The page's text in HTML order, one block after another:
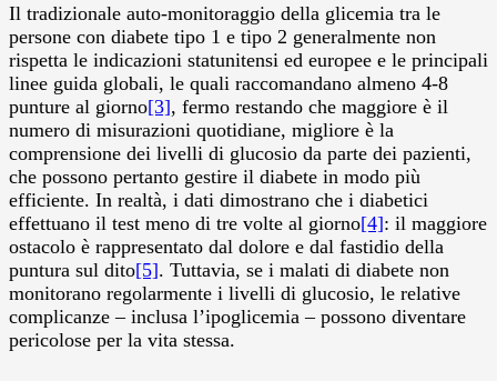
Il tradizionale auto-monitoraggio della glicemia tra le
persone con diabete tipo 1 e tipo 2 generalmente non
rispetta le indicazioni statunitensi ed europee e le principali
linee guida globali, le quali raccomandano almeno 4-8
punture al giorno[3], fermo restando che maggiore è il
numero di misurazioni quotidiane, migliore è la
comprensione dei livelli di glucosio da parte dei pazienti,
che possono pertanto gestire il diabete in modo più
efficiente. In realtà, i dati dimostrano che i diabetici
effettuano il test meno di tre volte al giorno[4]: il maggiore
ostacolo è rappresentato dal dolore e dal fastidio della
puntura sul dito[5]. Tuttavia, se i malati di diabete non
monitorano regolarmente i livelli di glucosio, le relative
complicanze – inclusa l’ipoglicemia – possono diventare
pericolose per la vita stessa.